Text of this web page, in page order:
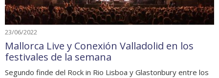
23/06/2022
Mallorca Live y Conexión Valladolid en los
festivales de la semana
Segundo finde del Rock in Rio Lisboa y Glastonbury entre los